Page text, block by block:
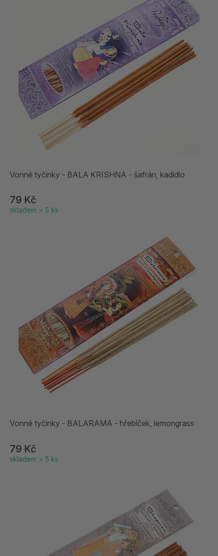
Vonné tyčinky - BALA KRISHNA - šafrán, kadidlo
79 Kč
skladem > 5 ks
Vonné tyčinky - BALARAMA - hřebíček, lemongrass
79 Kč
skladem > 5 ks